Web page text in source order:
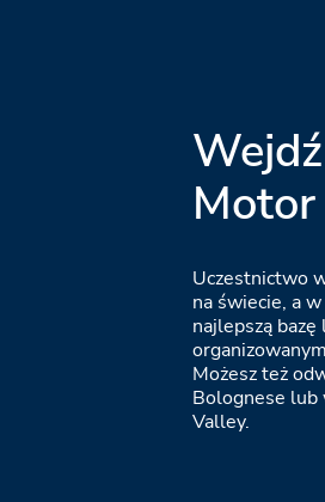
Uczestnictwo
na świecie, a
najlepszą
Możesz też
Bolognese lub
Valley.